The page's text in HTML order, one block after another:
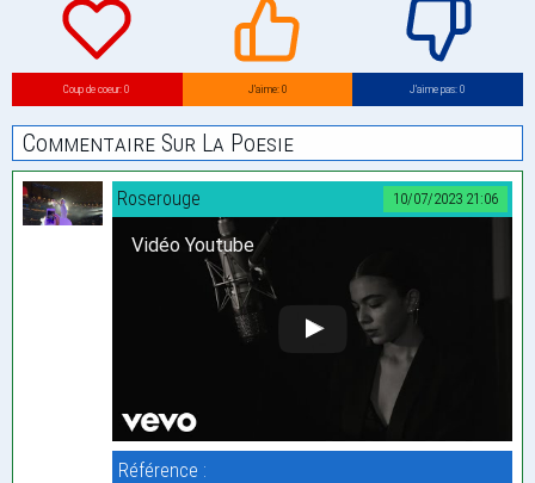
Coup de coeur: 0 J’aime: 0 J’aime pas: 0
Commentaire Sur La Poesie
10/07/2023 21:06
Roserouge
Vidéo Youtube
Référence :